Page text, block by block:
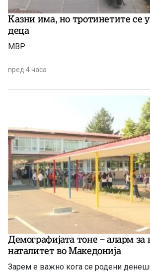
Казни има, но тротинетите се
деца
МВР
пред 4 часа
Демографијата тоне – аларм
наталитет во Македонија
Зарем е важно кога се родени